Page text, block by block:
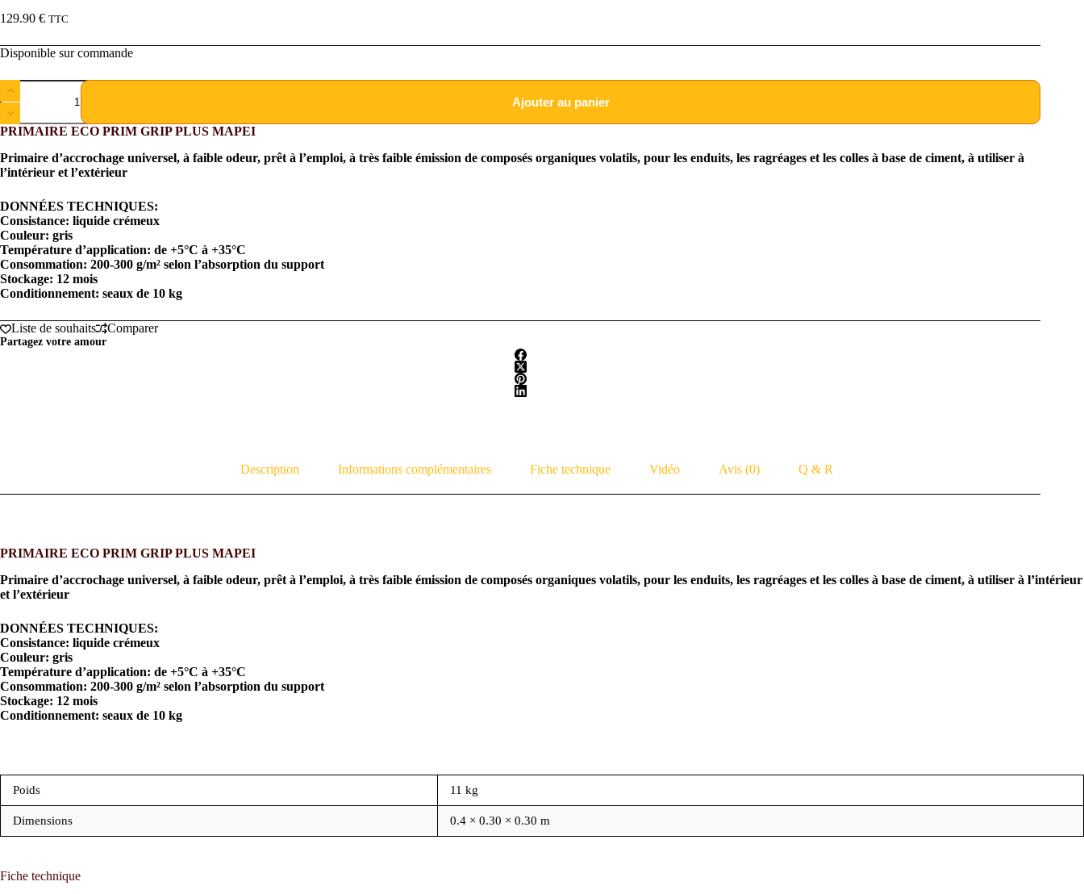
129.90 € TTC
Disponible sur commande
Ajouter au panier
PRIMAIRE ECO PRIM GRIP PLUS MAPEI
Primaire d’accrochage universel, à faible odeur, prêt à l’emploi, à très faible émission de composés organiques volatils, pour les enduits, les ragréages et les colles à base de ciment, à utiliser à
l’intérieur et l’extérieur
DONNÉES TECHNIQUES:
Consistance: liquide crémeux
Couleur: gris
Température d’application: de +5°C à +35°C
Consommation: 200-300 g/m² selon l’absorption du support
Stockage: 12 mois
Conditionnement: seaux de 10 kg
Liste de souhaits Comparer
Partagez votre amour
Description Informations complémentaires Fiche technique Vidéo Avis (0) Q & R
PRIMAIRE ECO PRIM GRIP PLUS MAPEI
Primaire d’accrochage universel, à faible odeur, prêt à l’emploi, à très faible émission de composés organiques volatils, pour les enduits, les ragréages et les colles à base de ciment, à utiliser à l’intérieur
et l’extérieur
DONNÉES TECHNIQUES:
Consistance: liquide crémeux
Couleur: gris
Température d’application: de +5°C à +35°C
Consommation: 200-300 g/m² selon l’absorption du support
Stockage: 12 mois
Conditionnement: seaux de 10 kg
Poids 11 kg
Dimensions 0.4 × 0.30 × 0.30 m
Fiche technique